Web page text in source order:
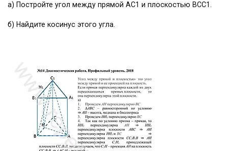
а) Постройте угол между прямой АС1 и плоскостью ВСС1.
б) Найдите косинус этого угла.